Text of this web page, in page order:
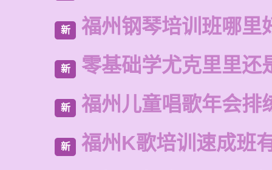
新 福州钢琴培训班哪里
新 零基础学尤克里里还
新 福州儿童唱歌年会排
新 福州K歌培训速成班